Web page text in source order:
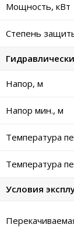
Мощность, кВт
Степень
Напор, м
Напор мин., м
Температура
Температура
Условия